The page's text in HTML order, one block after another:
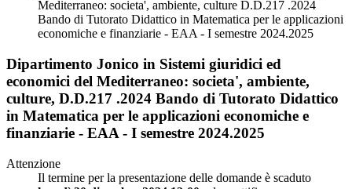
Mediterraneo: societa', ambiente, culture D.D.217 .2024
Bando di Tutorato Didattico in Matematica per le applicazioni
economiche e finanziarie - EAA - I semestre 2024.2025
Dipartimento Jonico in Sistemi giuridici ed
economici del Mediterraneo: societa', ambiente,
culture, D.D.217 .2024 Bando di Tutorato Didattico
in Matematica per le applicazioni economiche e
finanziarie - EAA - I semestre 2024.2025
Attenzione
Il termine per la presentazione delle domande è scaduto